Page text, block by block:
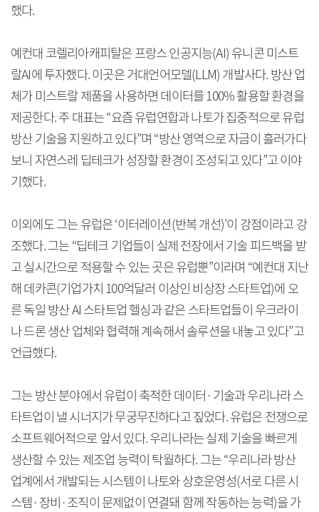
했다.
예컨대 코렐리아캐피탈은 프랑스 인공지능(AI) 유니콘 미스트
랄AI에 투자했다. 이곳은 거대언어모델(LLM) 개발사다. 방산 업
체가 미스트랄 제품을 사용하면 데이터를 100% 활용할 환경을
제공한다. 주 대표는 “요즘 유럽연합과 나토가 집중적으로 유럽
방산 기술을 지원하고 있다”며 “방산 영역으로 자금이 흘러가다
보니 자연스레 딥테크가 성장할 환경이 조성되고 있다”고 이야
기했다.
이외에도 그는 유럽은 ‘이터레이션(반복 개선)’이 강점이라고 강
조했다. 그는 “딥테크 기업들이 실제 전장에서 기술 피드백을 받
고 실시간으로 적용할 수 있는 곳은 유럽뿐”이라며 “예컨대 지난
해 데카콘(기업가치 100억달러 이상인 비상장 스타트업)에 오
른 독일 방산 AI 스타트업 헬싱과 같은 스타트업들이 우크라이
나 드론 생산 업체와 협력해 계속해서 솔루션을 내놓고 있다”고
언급했다.
그는 방산 분야에서 유럽이 축적한 데이터·기술과 우리나라 스
타트업이 낼 시너지가 무궁무진하다고 짚었다. 유럽은 전쟁으로
소프트웨어적으로 앞서 있다. 우리나라는 실제 기술을 빠르게
생산할 수 있는 제조업 능력이 탁월하다. 그는 “우리나라 방산
업계에서 개발되는 시스템이 나토와 상호운영성(서로 다른 시
스템·장비·조직이 문제없이 연결돼 함께 작동하는 능력)을 가